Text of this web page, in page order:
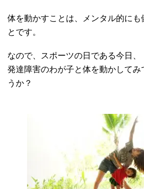
体を動かすことは、メンタル的にも
とです。
なので、スポーツの日である今日、
発達障害のわが子と体を動かしてみ
うか？